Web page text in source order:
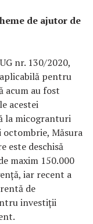
de ajutor de
nr. 130/2020,
pentru
acum au fost
acestei
la micogranturi
octombrie, Măsura
este deschisă
maxim 150.000
iar recent a
de
investiții